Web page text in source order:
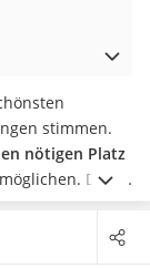
stimmen.
nötigen Platz
Damit
auf die